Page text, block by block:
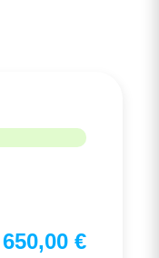
650,00 €